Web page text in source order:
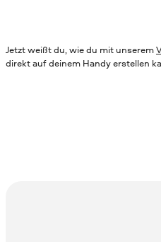
Jetzt weißt du, wie du mit unserem
direkt auf deinem Handy erstellen